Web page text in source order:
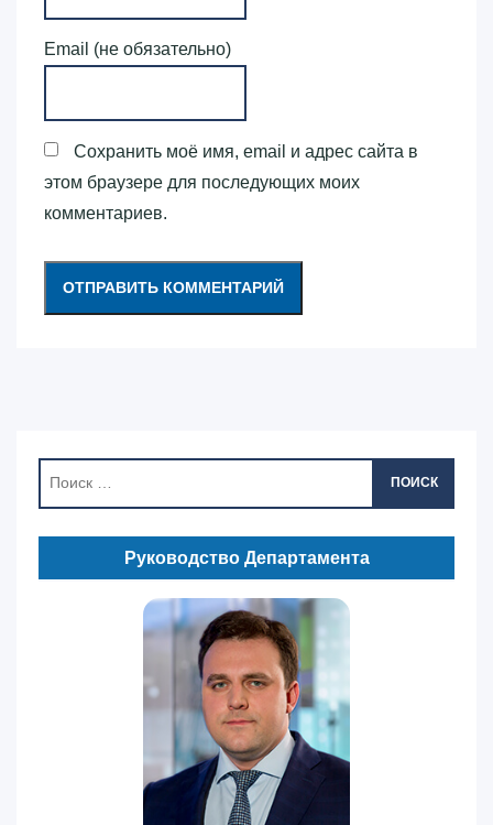
Email (не обязательно)
Сохранить моё имя, email и адрес сайта в
этом браузере для последующих моих
комментариев.
ПОИСК
Руководство Департамента